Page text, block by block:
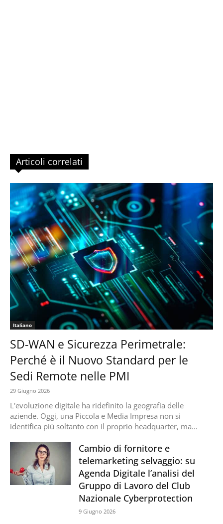
Articoli correlati
Italiano
SD-WAN e Sicurezza Perimetrale:
Perché è il Nuovo Standard per le
Sedi Remote nelle PMI
29 Giugno 2026
L'evoluzione digitale ha ridefinito la geografia delle
aziende. Oggi, una Piccola e Media Impresa non si
identifica più soltanto con il proprio headquarter, ma...
Cambio di fornitore e
telemarketing selvaggio: su
Agenda Digitale l’analisi del
Gruppo di Lavoro del Club
Nazionale Cyberprotection
9 Giugno 2026